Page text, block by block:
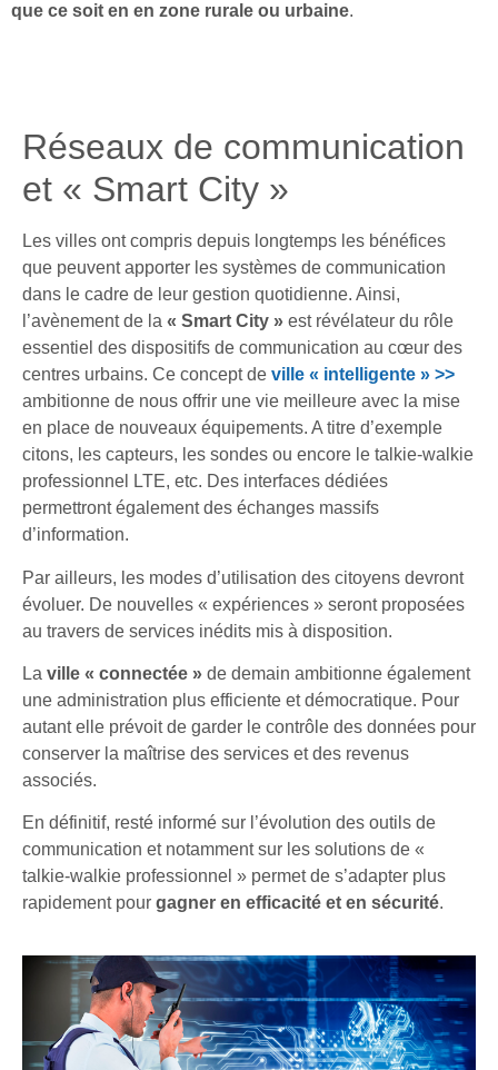
que ce soit en en zone rurale ou urbaine.
Réseaux de communication
et « Smart City »
Les villes ont compris depuis longtemps les bénéfices
que peuvent apporter les systèmes de communication
dans le cadre de leur gestion quotidienne. Ainsi,
l’avènement de la « Smart City » est révélateur du rôle
essentiel des dispositifs de communication au cœur des
centres urbains. Ce concept de ville « intelligente » >>
ambitionne de nous offrir une vie meilleure avec la mise
en place de nouveaux équipements. A titre d’exemple
citons, les capteurs, les sondes ou encore le talkie-walkie
professionnel LTE, etc. Des interfaces dédiées
permettront également des échanges massifs
d’information.
Par ailleurs, les modes d’utilisation des citoyens devront
évoluer. De nouvelles « expériences » seront proposées
au travers de services inédits mis à disposition.
La ville « connectée » de demain ambitionne également
une administration plus efficiente et démocratique. Pour
autant elle prévoit de garder le contrôle des données pour
conserver la maîtrise des services et des revenus
associés.
En définitif, resté informé sur l’évolution des outils de
communication et notamment sur les solutions de «
talkie-walkie professionnel » permet de s’adapter plus
rapidement pour gagner en efficacité et en sécurité.